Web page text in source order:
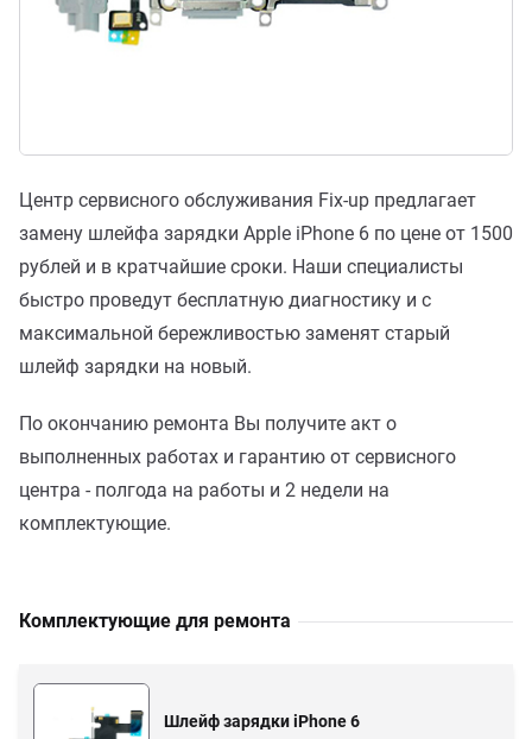
Центр сервисного обслуживания Fix-up предлагает
замену шлейфа зарядки Apple iPhone 6 по цене от 1500
рублей и в кратчайшие сроки. Наши специалисты
быстро проведут бесплатную диагностику и с
максимальной бережливостью заменят старый
шлейф зарядки на новый.
По окончанию ремонта Вы получите акт о
выполненных работах и гарантию от сервисного
центра - полгода на работы и 2 недели на
комплектующие.
Комплектующие для ремонта
Шлейф зарядки iPhone 6